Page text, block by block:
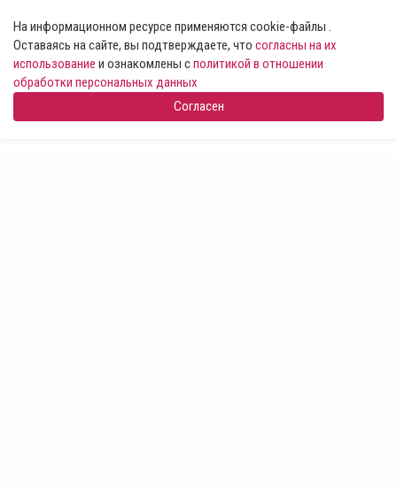
На информационном ресурсе применяются cookie-файлы .
Оставаясь на сайте, вы подтверждаете, что согласны на их
использование и ознакомлены сполитикой в отношении
обработки персональных данных
Согласен